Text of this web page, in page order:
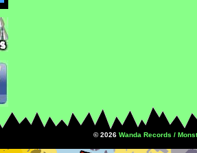
© 2026 Wanda Records /